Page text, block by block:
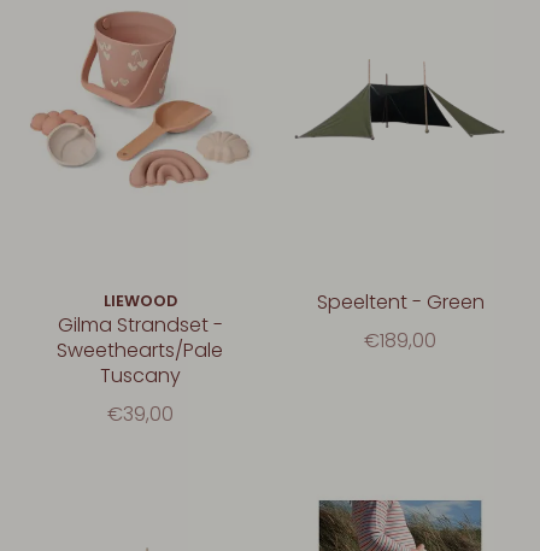
LIEWOOD
Gilma Strandset -
Sweethearts/Pale
Tuscany
€39,00
Speeltent - Green
€189,00